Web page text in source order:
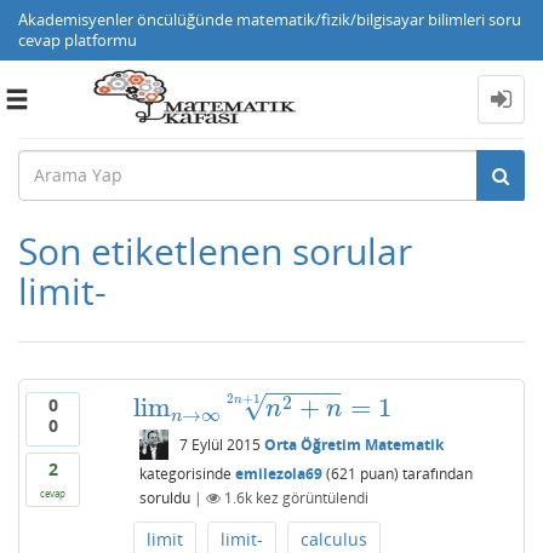
Akademisyenler öncülüğünde matematik/fizik/bilgisayar bilimleri soru
cevap platformu
Toggle
Son etiketlenen sorular
limit-
0
0
2
cevap
limn→∞ n2 + n
− −
−−−−
√
2n+1 = 1
limn→∞n2+n2n +1=1
7 Eylül 2015 Orta Öğretim Matematik
kategorisinde emilezola69 (621 puan) tarafından
soruldu | 1.6kkez görüntülendi
limit limit- calculus